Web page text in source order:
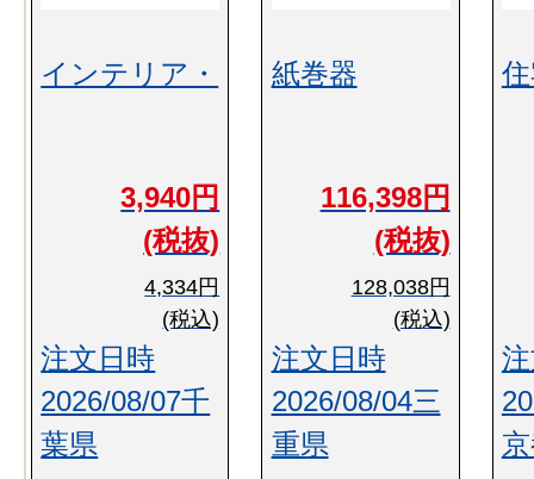
インテリア・
3,940円
(税抜)
4,334円
(税込)
注文日時
2026/08/07千
葉県
紙巻器
116,398円
(税抜)
128,038円
(税込)
注文日時
2026/08/04三
重県